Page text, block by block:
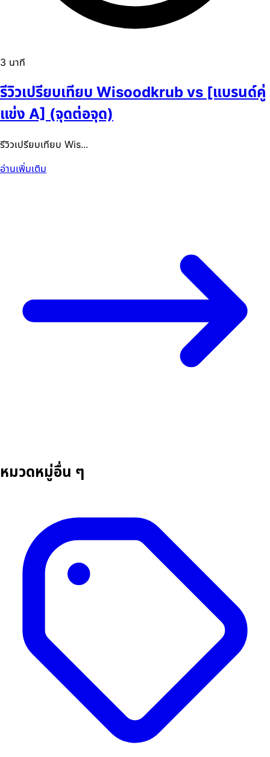
3 นาที
รีวิวเปรียบเทียบ Wisoodkrub vs [แบรนด์คู่
แข่ง A] (จุดต่อจุด)
รีวิวเปรียบเทียบ Wis...
อ่านเพิ่มเติม
หมวดหมู่อื่น ๆ